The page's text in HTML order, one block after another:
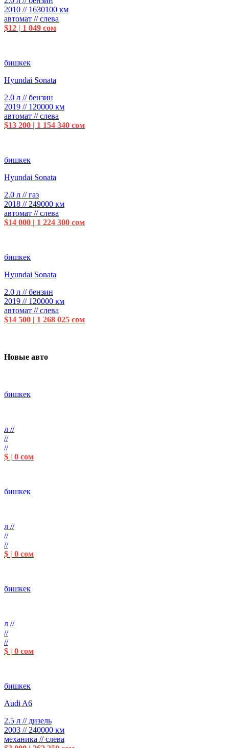
2010 // 1630100 км
автомат // слева
$12 | 1 049 сом
бишкек
Hyundai Sonata
2.0 л // бензин
2019 // 120000 км
автомат // слева
$13 200 | 1 154 340 сом
бишкек
Hyundai Sonata
2.0 л // газ
2018 // 249000 км
автомат // слева
$14 000 | 1 224 300 сом
бишкек
Hyundai Sonata
2.0 л // бензин
2019 // 120000 км
автомат // слева
$14 500 | 1 268 025 сом
Новые авто
бишкек
л //
//
//
$ | 0 сом
бишкек
л //
//
//
$ | 0 сом
бишкек
л //
//
//
$ | 0 сом
бишкек
Audi A6
2.5 л // дизель
2003 // 240000 км
механика // слева